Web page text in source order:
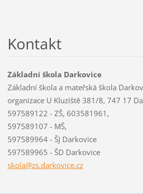
Kontakt
Základní škola Darkovice
Základní škola a mateřská škola
organizace U Kluziště 381/8, 747 17
597589122 - ZŠ, 603581961,
597589107 - MŠ,
597589964 - ŠJ Darkovice
597589965 - ŠD Darkovice
skola@zs.darkovice.cz